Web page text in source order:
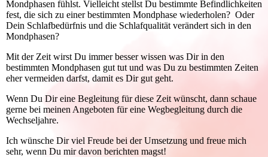
Mondphasen fühlst. Vielleicht stellst Du bestimmte Befindlichkeiten
fest, die sich zu einer bestimmten Mondphase wiederholen? Oder
Dein Schlafbedürfnis und die Schlafqualität verändert sich in den
Mondphasen?
Mit der Zeit wirst Du immer besser wissen was Dir in den
bestimmten Mondphasen gut tut und was Du zu bestimmten Zeiten
eher vermeiden darfst, damit es Dir gut geht.
Wenn Du Dir eine Begleitung für diese Zeit wünscht, dann schaue
gerne bei meinen Angeboten für eine Wegbegleitung durch die
Wechseljahre.
Ich wünsche Dir viel Freude bei der Umsetzung und freue mich
sehr, wenn Du mir davon berichten magst!